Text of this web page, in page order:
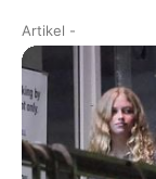
Artikel -